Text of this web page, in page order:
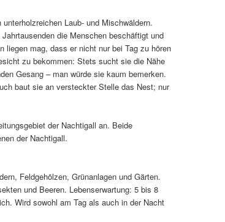
Laub- und Mischwäldern.
die Menschen beschäftigt und
liegen mag, dass er nicht nur bei Tag zu hören
zu bekommen: Stets sucht sie die Nähe
Gesang – man würde sie kaum bemerken.
baut sie an versteckter Stelle das Nest; nur
der Nachtigall an. Beide
der Nachtigall.
Feldgehölzen, Grünanlagen und Gärten.
und Beeren. Lebenserwartung: 5 bis 8
Wird sowohl am Tag als auch in der Nacht